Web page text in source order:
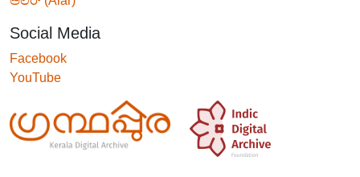
Social Media
Facebook
YouTube